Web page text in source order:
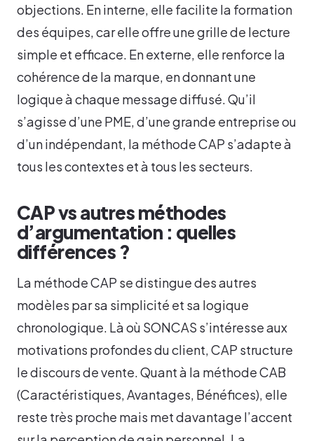
objections. En interne, elle facilite la formation
des équipes, car elle offre une grille de lecture
simple et efficace. En externe, elle renforce la
cohérence de la marque, en donnant une
logique à chaque message diffusé. Qu’il
s’agisse d’une PME, d’une grande entreprise ou
d’un indépendant, la méthode CAP s’adapte à
tous les contextes et à tous les secteurs.
CAP vs autres méthodes
d’argumentation : quelles
différences ?
La méthode CAP se distingue des autres
modèles par sa simplicité et sa logique
chronologique. Là où SONCAS s’intéresse aux
motivations profondes du client, CAP structure
le discours de vente. Quant à la méthode CAB
(Caractéristiques, Avantages, Bénéfices), elle
reste très proche mais met davantage l’accent